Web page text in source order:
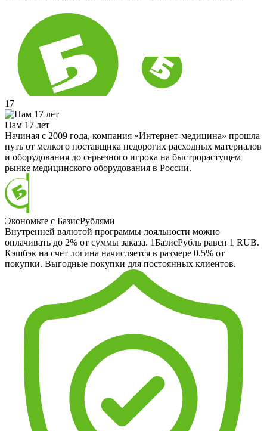
17
Нам 17 лет
Начиная с 2009 года, компания «Интернет-медицина» прошла
путь от мелкого поставщика недорогих расходных материалов
и оборудования до серьезного игрока на быстрорастущем
рынке медицинского оборудования в России.
Экономьте с БазисРублями
Внутренней валютой программы лояльности можно
оплачивать до 2% от суммы заказа. 1БазисРубль равен 1 RUB.
Кэшбэк на счет логина начисляется в размере 0.5% от
покупки. Выгодные покупки для постоянных клиентов.